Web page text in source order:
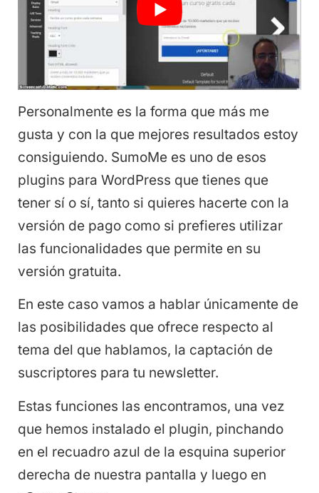
Personalmente es la forma que más me
gusta y con la que mejores resultados estoy
consiguiendo. SumoMe es uno de esos
plugins para WordPress que tienes que
tener sí o sí, tanto si quieres hacerte con la
versión de pago como si prefieres utilizar
las funcionalidades que permite en su
versión gratuita.
En este caso vamos a hablar únicamente de
las posibilidades que ofrece respecto al
tema del que hablamos, la captación de
suscriptores para tu newsletter.
Estas funciones las encontramos, una vez
que hemos instalado el plugin, pinchando
en el recuadro azul de la esquina superior
derecha de nuestra pantalla y luego en